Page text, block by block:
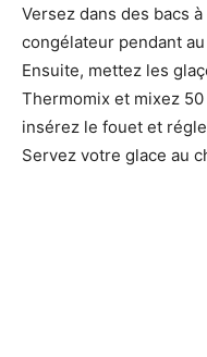
Versez dans des bacs
congélateur pendant
Ensuite, mettez les
Thermomix et mixez
insérez le fouet et
Servez votre glace au